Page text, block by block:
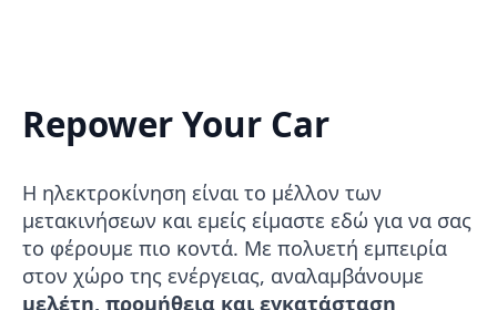
Repower Your Car
Η ηλεκτροκίνηση είναι το μέλλον των
μετακινήσεων και εμείς είμαστε εδώ για να σας
το φέρουμε πιο κοντά. Με πολυετή εμπειρία
στον χώρο της ενέργειας, αναλαμβάνουμε
μελέτη, προμήθεια και εγκατάσταση